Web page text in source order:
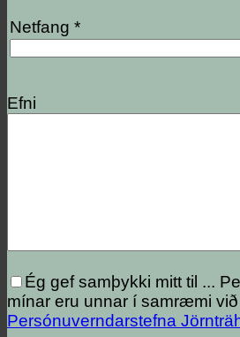
Netfang *
Efni
Ég gef samþykki mitt til ...
mínar eru unnar í samræmi við
Persónuverndarstefna